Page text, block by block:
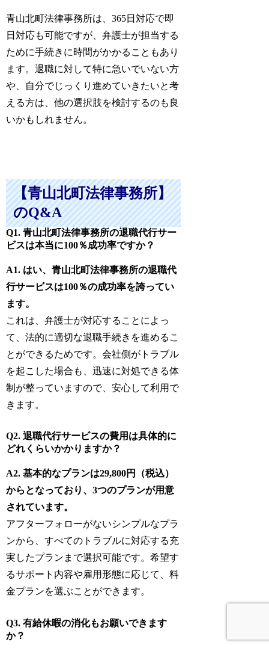
青山北町法律事務所は、365日対応で即
日対応も可能ですが、弁護士が担当する
ために手続きに時間がかかることもあり
ます。退職に対して特に急いでいない方
や、自分でじっくり進めていきたいと考
える方は、他の選択肢を検討するのも良
いかもしれません。
【青山北町法律事務所】
のQ&A
Q1. 青山北町法律事務所の退職代行サー
ビスは本当に100％成功率ですか？
A1. はい、青山北町法律事務所の退職代
行サービスは100％の成功率を誇ってい
ます。
これは、弁護士が対応することによっ
て、法的に適切な退職手続きを進めるこ
とができるためです。会社側がトラブル
を起こした場合も、迅速に対処できる体
制が整っていますので、安心して利用で
きます。
Q2. 退職代行サービスの費用は具体的に
どれくらいかかりますか？
A2. 基本的なプランは29,800円（税込）
からとなっており、3つのプランが用意
されています。
アフターフォローがないシンプルなプラ
ンから、すべてのトラブルに対応する充
実したプランまで選択可能です。希望す
るサポート内容や雇用形態に応じて、料
金プランを選ぶことができます。
Q3. 有給休暇の消化もお願いできます
か？